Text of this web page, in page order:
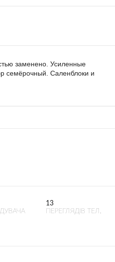
заменено. Усиленные
семёрочный. Саленблоки и
13
ПЕРЕГЛЯДІВ ТЕЛ.